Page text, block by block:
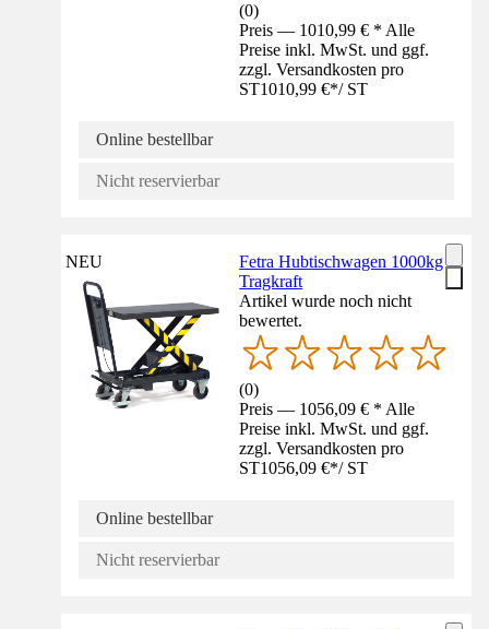
(0)
Preis — 1010,99 € * Alle
Preise inkl. MwSt. und ggf.
zzgl. Versandkosten pro
ST1010,99 €*/ ST
Online bestellbar
Nicht reservierbar
NEU
Fetra Hubtischwagen 1000kg
Tragkraft
Artikel wurde noch nicht
bewertet.
(0)
Preis — 1056,09 € * Alle
Preise inkl. MwSt. und ggf.
zzgl. Versandkosten pro
ST1056,09 €*/ ST
Online bestellbar
Nicht reservierbar